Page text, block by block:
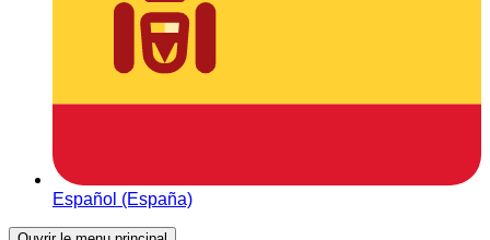
Español (España)